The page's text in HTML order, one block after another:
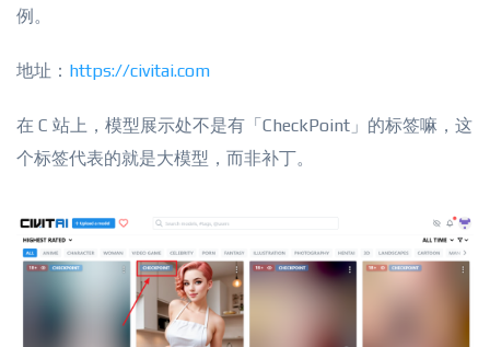
例。
地址： https://civitai.com
在 C 站上，模型展示处不是有「CheckPoint」的标签嘛，这
个标签代表的就是大模型，而非补丁。